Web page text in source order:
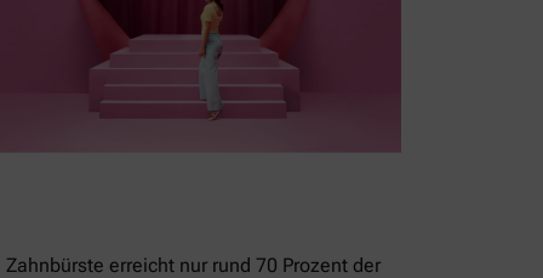
erreicht nur rund 70 Prozent der